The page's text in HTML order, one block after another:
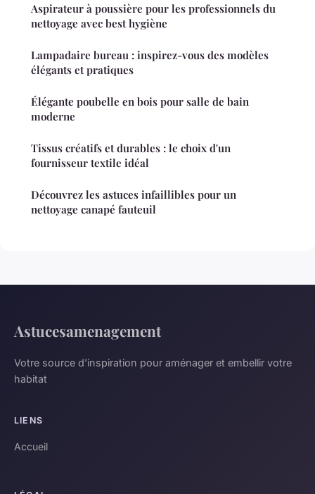
Aspirateur à poussière pour les professionnels du
nettoyage avec best hygiène
Lampadaire bureau : inspirez-vous des modèles
élégants et pratiques
Élégante poubelle en bois pour salle de bain
moderne
Tissus créatifs et durables : le choix d'un
fournisseur textile idéal
Découvrez les astuces infaillibles pour un
nettoyage canapé fauteuil
Astucesamenagement
Votre source d'inspiration pour aménager et embellir votre
habitat
LIENS
Accueil